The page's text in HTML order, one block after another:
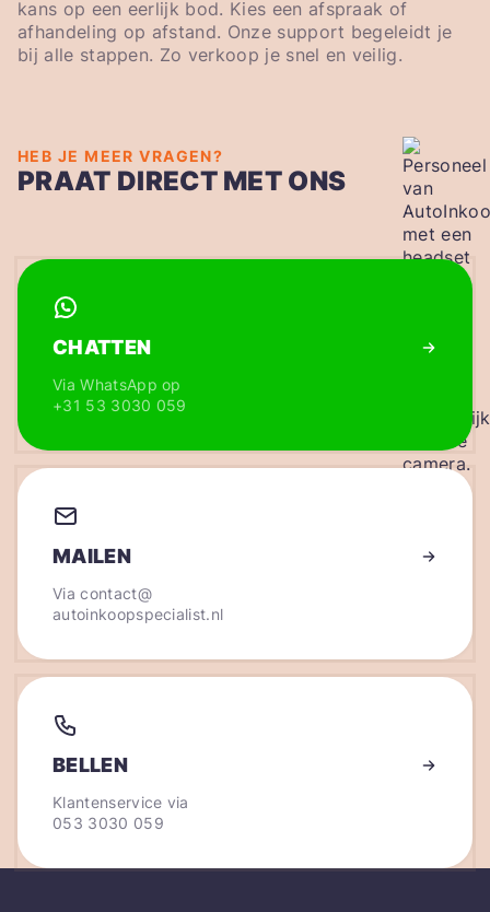
kans op een eerlijk bod. Kies een afspraak of
afhandeling op afstand. Onze support begeleidt je
bij alle stappen. Zo verkoop je snel en veilig.
HEB JE MEER VRAGEN?
PRAAT DIRECT MET ONS
CHATTEN
Via WhatsApp op
+31 53 3030 059
MAILEN
Viacontact@
autoinkoopspecialist.nl
BELLEN
Klantenservice via
053 3030 059